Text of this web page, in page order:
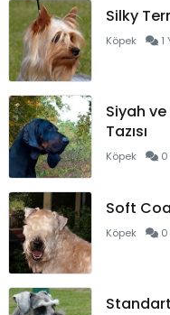
Silky
Köpek 1
Siyah
Tazısı
Köpek 0
Soft
Köpek 0